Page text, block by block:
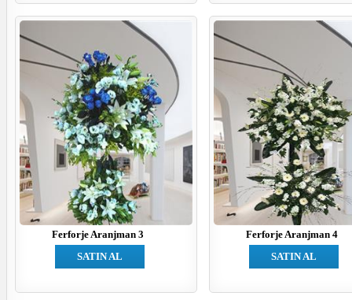
Ferforje Aranjman 3
SATIN AL
Ferforje Aranjman 4
SATIN AL